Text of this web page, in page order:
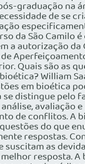
graduação na
de se
da São Camilo
a autorização da
Quais são as
William
em bioética
se distingue pelo
avaliação e
de conflitos. A
do que
respostas.
suscitam as
resposta.